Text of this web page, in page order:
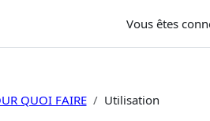
Vous êtes
QUOI FAIRE Utilisation